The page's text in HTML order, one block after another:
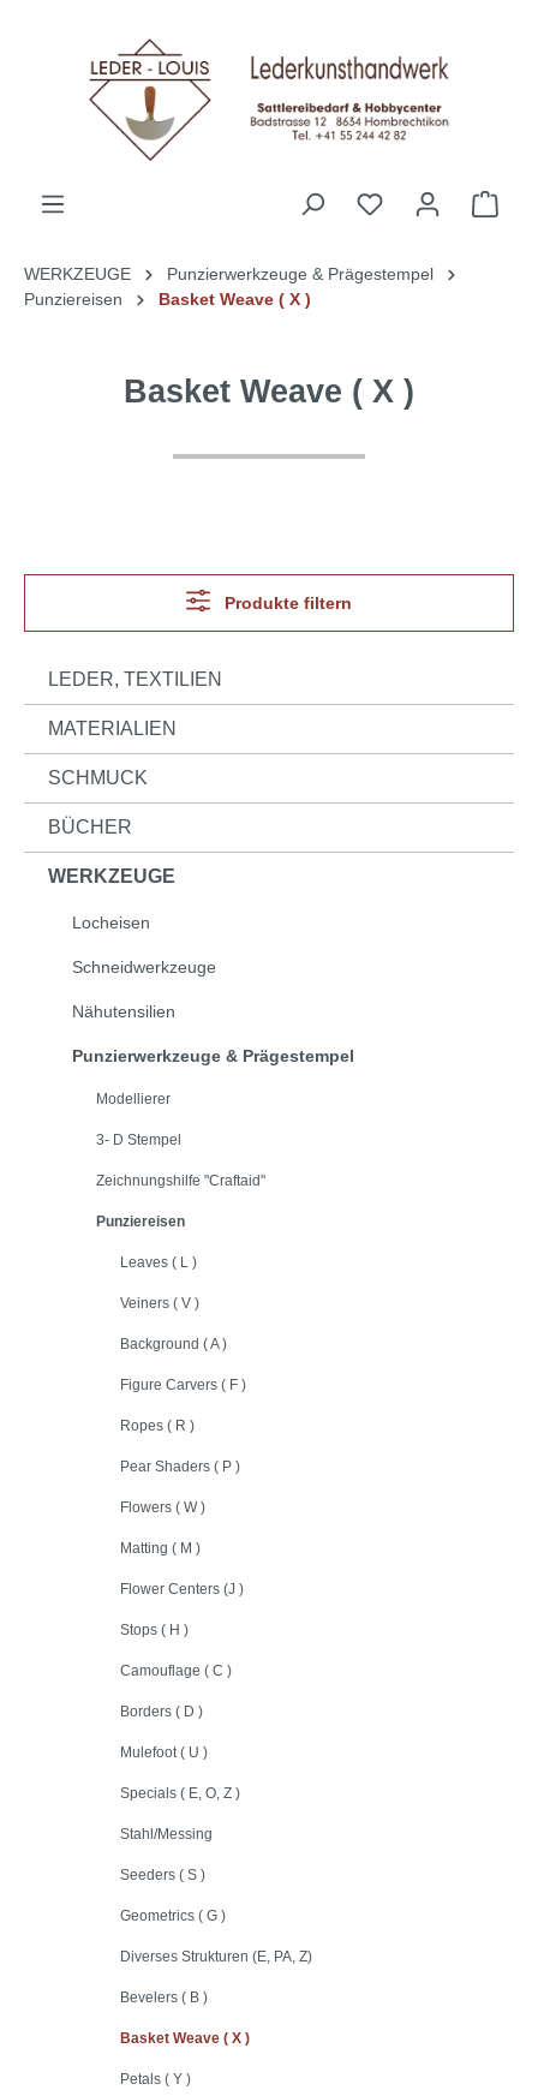
WERKZEUGE
Punzierwerkzeuge & Prägestempel
Punziereisen
Basket Weave ( X )
Basket Weave ( X )
Produkte filtern
LEDER, TEXTILIEN
MATERIALIEN
SCHMUCK
BÜCHER
WERKZEUGE
Locheisen
Schneidwerkzeuge
Nähutensilien
Punzierwerkzeuge & Prägestempel
Modellierer
3- D Stempel
Zeichnungshilfe "Craftaid"
Punziereisen
Leaves ( L )
Veiners ( V )
Background ( A )
Figure Carvers ( F )
Ropes ( R )
Pear Shaders ( P )
Flowers ( W )
Matting ( M )
Flower Centers (J )
Stops ( H )
Camouflage ( C )
Borders ( D )
Mulefoot ( U )
Specials ( E, O, Z )
Stahl/Messing
Seeders ( S )
Geometrics ( G )
Diverses Strukturen (E, PA, Z)
Bevelers ( B )
Basket Weave ( X )
Petals ( Y )